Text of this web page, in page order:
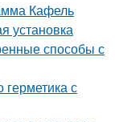
Кафель
установка
способы с
с